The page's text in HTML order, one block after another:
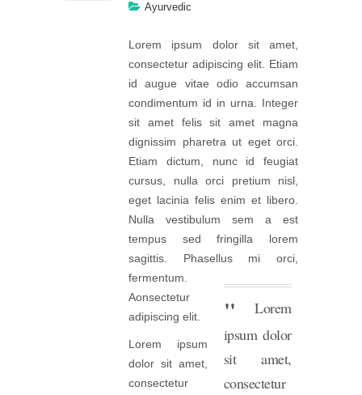
Ayurvedic
Lorem ipsum dolor sit amet,
consectetur adipiscing elit. Etiam
id augue vitae odio accumsan
condimentum id in urna. Integer
sit amet felis sit amet magna
dignissim pharetra ut eget orci.
Etiam dictum, nunc id feugiat
cursus, nulla orci pretium nisl,
eget lacinia felis enim et libero.
Nulla vestibulum sem a est
tempus sed fringilla lorem
sagittis. Phasellus mi orci,
fermentum.
Lorem
ipsum dolor
sit amet,
consectetur
Aonsectetur
adipiscing elit.
Lorem ipsum
dolor sit amet,
consectetur